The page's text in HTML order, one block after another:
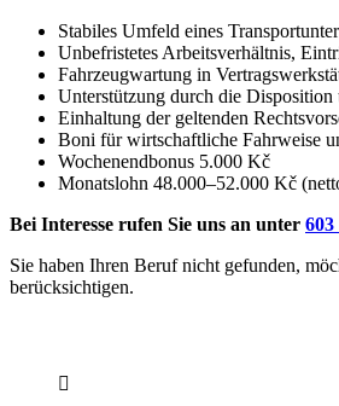
Stabiles Umfeld eines
Unbefristetes Arbeitsverhältnis,
Fahrzeugwartung in
Unterstützung durch die
Einhaltung der geltenden
Boni für wirtschaftliche Fahrweise
Wochenendbonus 5.000 Kč
Monatslohn 48.000–52.000 Kč
Bei Interesse rufen Sie uns an unter 603
Sie haben Ihren Beruf nicht gefunden,
berücksichtigen.
